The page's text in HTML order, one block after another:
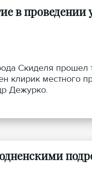
в проведении
Скиделя прошел
местного
Дежурко.